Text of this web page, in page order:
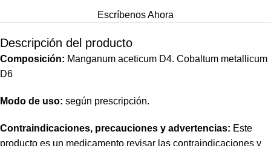
Escríbenos Ahora
Descripción del producto
Composición: Manganum aceticum D4. Cobaltum metallicum
D6
Modo de uso: según prescripción.
Contraindicaciones, precauciones y advertencias: Este
producto es un medicamento revisar las contraindicaciones y